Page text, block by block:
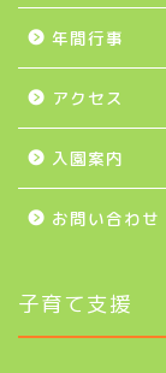
年間行事
アクセス
入園案内
お問い合わせ
子育て支援